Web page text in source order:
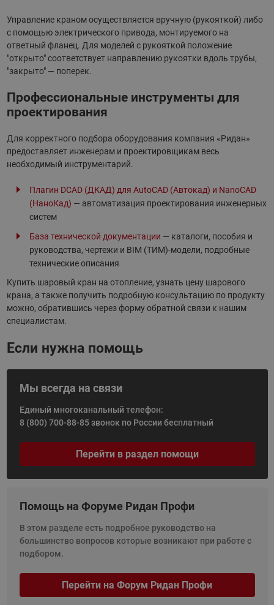
Управление краном осуществляется вручную (рукояткой) либо
с помощью электрического привода, монтируемого на
ответный фланец. Для моделей с рукояткой положение
"открыто" соответствует направлению рукоятки вдоль трубы,
"закрыто" — поперек.
Профессиональные инструменты для
проектирования
Для корректного подбора оборудования компания «Ридан»
предоставляет инженерам и проектировщикам весь
необходимый инструментарий.
Плагин DCAD (ДКАД) для AutoCAD (Автокад) и NanoCAD
(НаноКад) — автоматизация проектирования инженерных
систем
База технической документации — каталоги, пособия и
руководства, чертежи и BIM (ТИМ)-модели, подробные
технические описания
Купить шаровый кран на отопление, узнать цену шарового
крана, а также получить подробную консультацию по продукту
можно, обратившись через форму обратной связи к нашим
специалистам.
Если нужна помощь
Мы всегда на связи
Единый многоканальный телефон:
8 (800) 700-88-85звонок по России бесплатный
Перейти в раздел помощи
Помощь на Форуме Ридан Профи
В этом разделе есть подробное руководство на
большинство вопросов которые возникают при работе с
подбором.
Перейти на Форум Ридан Профи